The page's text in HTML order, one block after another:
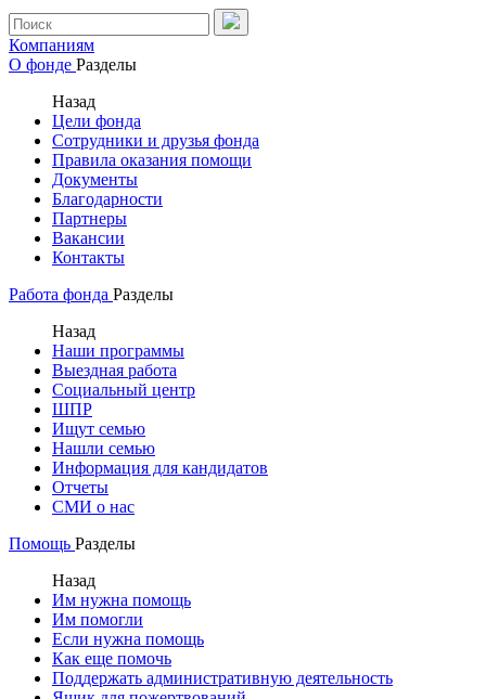
Компаниям
О фонде Разделы
Назад
Цели фонда
Сотрудники и друзья фонда
Правила оказания помощи
Документы
Благодарности
Партнеры
Вакансии
Контакты
Работа фонда Разделы
Назад
Наши программы
Выездная работа
Социальный центр
ШПР
Ищут семью
Нашли семью
Информация для кандидатов
Отчеты
СМИ о нас
Помощь Разделы
Назад
Им нужна помощь
Им помогли
Если нужна помощь
Как еще помочь
Поддержать административную деятельность